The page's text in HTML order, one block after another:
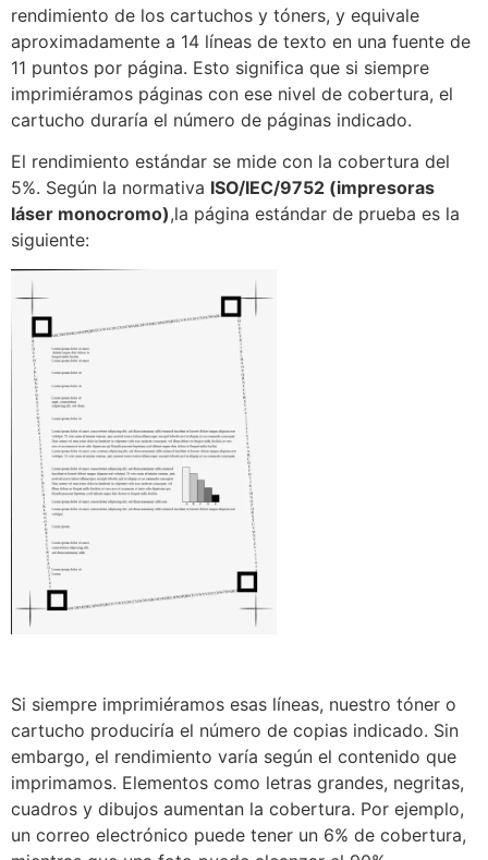
rendimiento de los cartuchos y tóners, y equivale
aproximadamente a 14 líneas de texto en una fuente de
11 puntos por página. Esto significa que si siempre
imprimiéramos páginas con ese nivel de cobertura, el
cartucho duraría el número de páginas indicado.
El rendimiento estándar se mide con la cobertura del
5%. Según la normativa ISO/IEC/9752 (impresoras
láser monocromo),la página estándar de prueba es la
siguiente:
Si siempre imprimiéramos esas líneas, nuestro tóner o
cartucho produciría el número de copias indicado. Sin
embargo, el rendimiento varía según el contenido que
imprimamos. Elementos como letras grandes, negritas,
cuadros y dibujos aumentan la cobertura. Por ejemplo,
un correo electrónico puede tener un 6% de cobertura,